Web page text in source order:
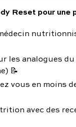
Reset pour une
les analogues du
📝
vous en moins
avec des